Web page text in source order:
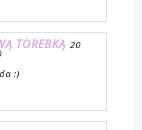
TOREBKĄ 20
:)